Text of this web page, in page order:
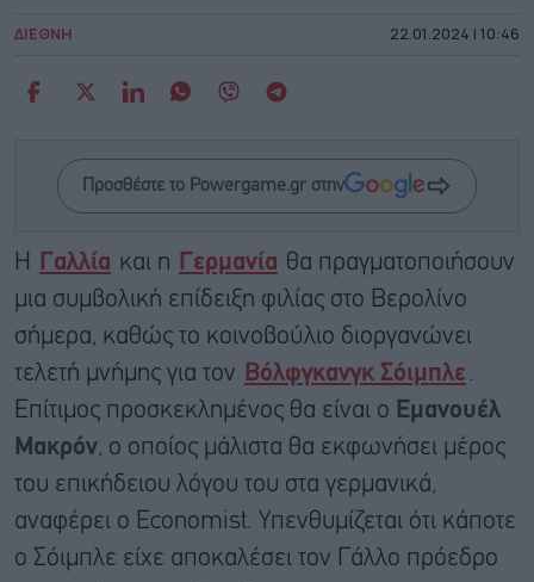
ΔΙΕΘΝΗ 22.01.2024 | 10:46
Προσθέστε το Powergame.gr στην
Η Γαλλία και η Γερμανία θα πραγματοποιήσουν
μια συμβολική επίδειξη φιλίας στο Βερολίνο
σήμερα, καθώς το κοινοβούλιο διοργανώνει
τελετή μνήμης για τον
Βόλφγκανγκ Σόιμπλε .
Επίτιμος προσκεκλημένος θα είναι ο Εμανουέλ
Μακρόν , ο οποίος μάλιστα θα εκφωνήσει μέρος
του επικήδειου λόγου του στα γερμανικά,
αναφέρει ο Economist. Υπενθυμίζεται ότι κάποτε
ο Σόιμπλε είχε αποκαλέσει τον Γάλλο πρόεδρο